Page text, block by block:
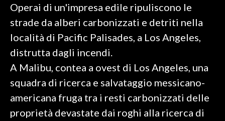
BASKET
VOLLEY
MOTORI
TENNIS
ALTRI SPORT
CULTURA
SPETTACOLI
Operai di un'impresa edile ripuliscono le
strade da alberi carbonizzati e detriti nella
località di Pacific Palisades, a Los Angeles,
distrutta dagli incendi.
A Malibu, contea a ovest di Los Angeles, una
squadra di ricerca e salvataggio messicano-
americana fruga tra i resti carbonizzati delle
proprietà devastate dai roghi alla ricerca di